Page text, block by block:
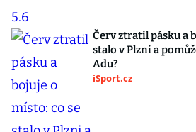
Červ ztratil pásku a
stalo v Plzni a
Adu?
iSport.cz